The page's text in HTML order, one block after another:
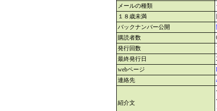
メールの種類
１８歳未満
バックナンバー公開
購読者数
発行回数
最終発行日
webページ
連絡先
紹介文